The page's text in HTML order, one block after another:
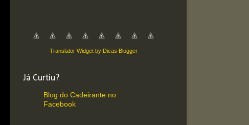
Translator Widget by Dicas Blogger
Já Curtiu?
Blog do Cadeirante no
Facebook